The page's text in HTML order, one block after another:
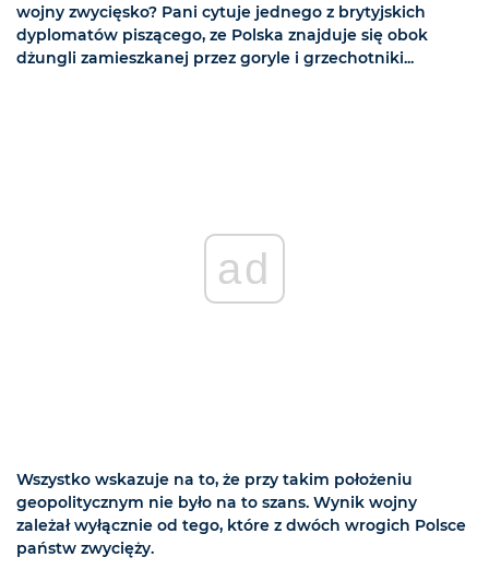
wojny zwycięsko? Pani cytuje jednego z brytyjskich
dyplomatów piszącego, ze Polska znajduje się obok
dżungli zamieszkanej przez goryle i grzechotniki...
ad
Wszystko wskazuje na to, że przy takim położeniu
geopolitycznym nie było na to szans. Wynik wojny
zależał wyłącznie od tego, które z dwóch wrogich Polsce
państw zwycięży.